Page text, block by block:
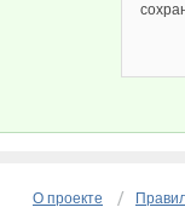
О проекте